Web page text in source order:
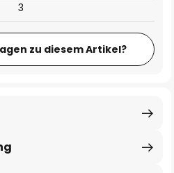
3
zu diesem Artikel?